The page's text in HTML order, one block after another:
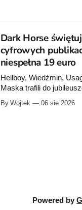
Dark Horse
cyfrowych
niespełna 19 euro
Hellboy, Wiedźmin,
Maska trafili do
zestaw obejmuje 40
By Wojtek 06 sie 2026
Powered by